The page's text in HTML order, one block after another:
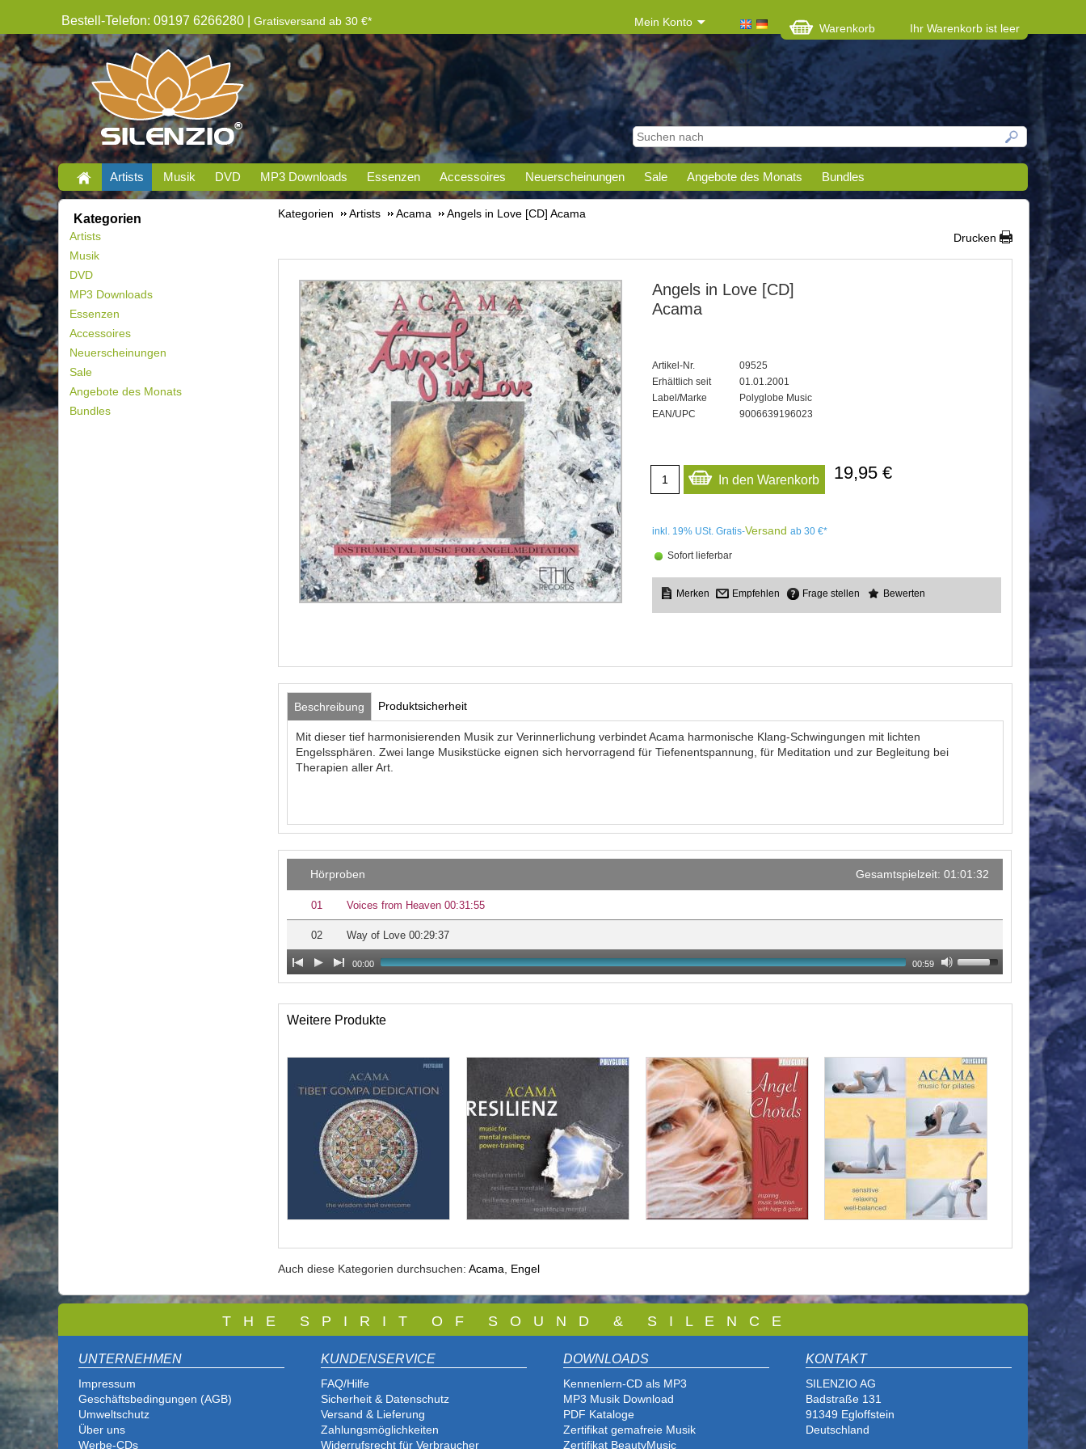
Bestell-Telefon: 09197 6266280 | Gratisversand ab 30 €* Mein Konto Warenkorb Ihr Warenkorb ist leer
Artists Musik DVD MP3 Downloads Essenzen Accessoires Neuerscheinungen Sale Angebote des Monats Bundles
Kategorien
Artists
Musik
DVD
MP3 Downloads
Essenzen
Accessoires
Neuerscheinungen
Sale
Angebote des Monats
Bundles
Kategorien Artists Acama
Angels in Love [CD] Acama
Drucken
Angels in Love [CD]
Acama
Artikel-Nr.
09525
Erhältlich seit
01.01.2001
Label/Marke
Polyglobe Music
EAN/UPC
9006639196023
In den Warenkorb 19,95 €
inkl. 19% USt. Gratis-Versand ab 30 €*
Sofort lieferbar
Empfehlen Frage stellen Bewerten
Beschreibung Produktsicherheit
Mit dieser tief harmonisierenden Musik zur Verinnerlichung verbindet Acama harmonische Klang-Schwingungen mit lichten
Engelssphären. Zwei lange Musikstücke eignen sich hervorragend für Tiefenentspannung, für Meditation und zur Begleitung bei
Therapien aller Art.
Hörproben Gesamtspielzeit: 01:01:32
01 Voices from Heaven 00:31:55
02 Way of Love 00:29:37
00:00 00:59
Weitere Produkte
Auch diese Kategorien durchsuchen: Acama Engel
T H E S P I R I T O F S O U N D & S I L E N C E
UNTERNEHMEN
Impressum
Geschäftsbedingungen (AGB)
Umweltschutz
Über uns
Werbe-CDs
KUNDENSERVICE
FAQ/Hilfe
Sicherheit & Datenschutz
Versand & Lieferung
Zahlungsmöglichkeiten
Widerrufsrecht für Verbraucher
DOWNLOADS
Kennenlern-CD als MP3
MP3 Musik Download
PDF Kataloge
Zertifikat gemafreie Musik
Zertifikat BeautyMusic
KONTAKT
SILENZIO AG
Badstraße 131
91349 Egloffstein
Deutschland